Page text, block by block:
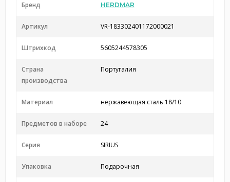
Бренд HERDMAR
Артикул VR-183302401172000021
Штрихкод 5605244578305
Страна
производства
Португалия
Материал нержавеющая сталь 18/10
Предметов в наборе 24
Серия SIRIUS
Упаковка Подарочная